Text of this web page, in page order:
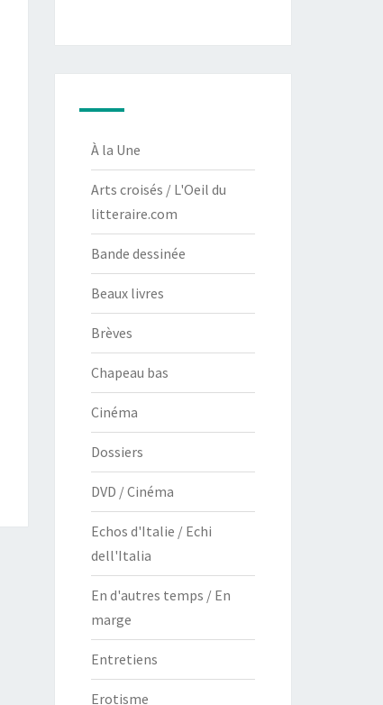
À la Une
Arts croisés / L'Oeil du
litteraire.com
Bande dessinée
Beaux livres
Brèves
Chapeau bas
Cinéma
Dossiers
DVD / Cinéma
Echos d'Italie / Echi
dell'Italia
En d'autres temps / En
marge
Entretiens
Erotisme